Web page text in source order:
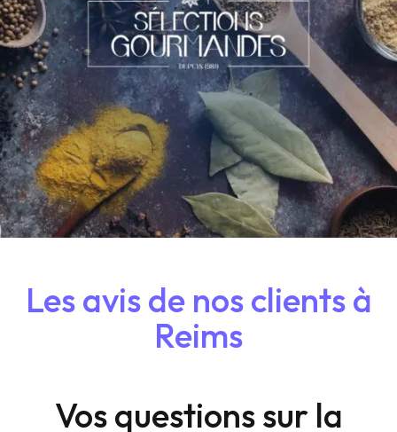
Les avis de nos clients à
Reims
Vos questions sur la